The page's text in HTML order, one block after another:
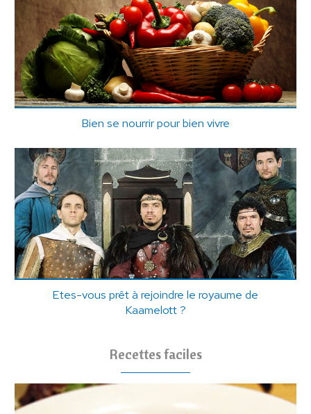
Bien se nourrir pour bien vivre
Etes-vous prêt à rejoindre le royaume de
Kaamelott ?
Recettes faciles